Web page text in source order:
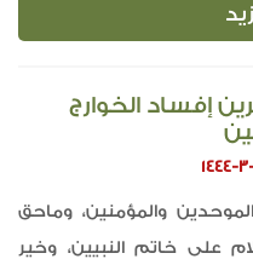
إفساد الخوارج
1444-
والمؤمنين، وماحق
على خاتم النبيين، وخير